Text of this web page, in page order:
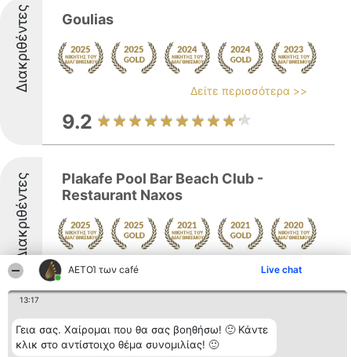
ΑΕΤΟΊ των café Live chat
13:17
Γεια σας. Χαίρομαι που θα σας βοηθήσω! 🙂 Κάντε
κλικ στο αντίστοιχο θέμα συνομιλίας! 🙂
Διακριθέντες Goulias
Δείτε περισσότερα >>
9.2
Διακριθέντες
Plakafe Pool Bar Beach Club -
Restaurant Naxos
Δείτε περισσότερα >>
9.3